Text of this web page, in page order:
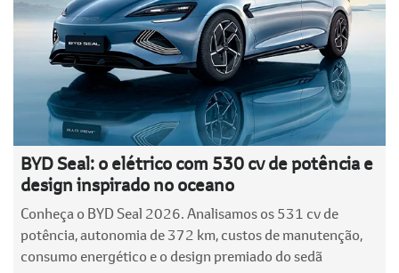
BYD Seal: o elétrico com 530 cv de potência e
design inspirado no oceano
Conheça o BYD Seal 2026. Analisamos os 531 cv de
potência, autonomia de 372 km, custos de manutenção,
consumo energético e o design premiado do sedã